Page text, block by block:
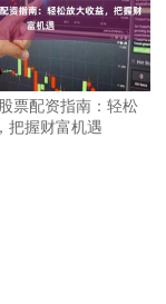
票配资指南：轻松
把握财富机遇